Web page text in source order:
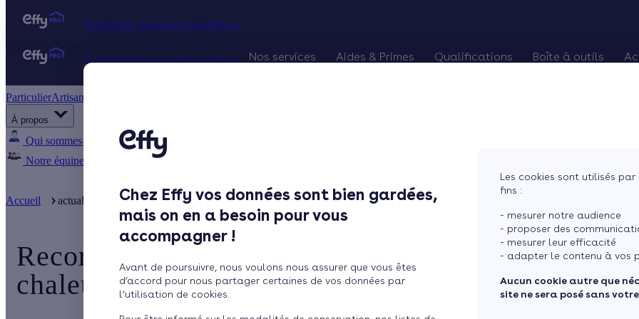
Chez Effy vos données sont bien gardées,
mais on en a besoin pour vous
accompagner !
Avant de poursuivre, nous voulons nous assurer que vous êtes
d’accord pour nous partager certaines de vos données par
l’utilisation de cookies.
Les cookies sont utilisés
fins :
- mesurer notre audience
- proposer des
- mesurer leur efficacité
- adapter le contenu à vos
Aucun cookie autre que
site ne sera posé sans
ParticulierArtisan / installateur
À propos
Qui sommes-nous ? Pourquoi Effy ?
Notre équipe
Rejoignez-nous
Spécialiste rénovation énergétique Nos services Aides & Primes Qualifications Boîte à outils
Courtier en
Spécialiste rénovation énergétique
Accueil actualite Record historique pour les ventes de pompes à ...
Record historique pour les ventes de pompes à
chaleur air/eau en 2022